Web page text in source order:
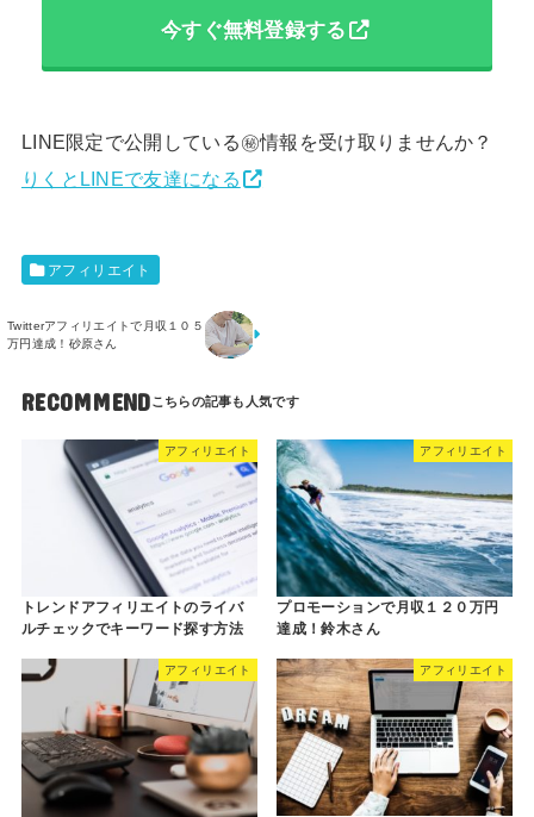
今すぐ無料登録する
LINE限定で公開している㊙︎情報を受け取りませんか？
りくとLINEで友達になる
アフィリエイト
Twitterアフィリエイトで月収１０５
万円達成！砂原さん
RECOMMEND
アフィリエイト
トレンドアフィリエイトのライバ
ルチェックでキーワード探す方法
アフィリエイト
プロモーションで月収１２０万円
達成！鈴木さん
アフィリエイト アフィリエイト